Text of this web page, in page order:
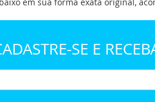
SE E